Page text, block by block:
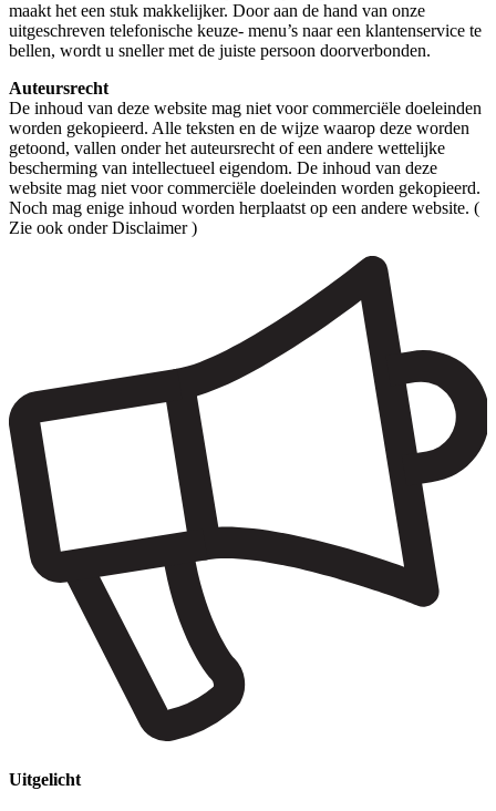
maakt het een stuk makkelijker. Door aan de hand van onze
uitgeschreven telefonische keuze- menu’s naar een klantenservice te
bellen, wordt u sneller met de juiste persoon doorverbonden.
Auteursrecht
De inhoud van deze website mag niet voor commerciële doeleinden
worden gekopieerd. Alle teksten en de wijze waarop deze worden
getoond, vallen onder het auteursrecht of een andere wettelijke
bescherming van intellectueel eigendom. De inhoud van deze
website mag niet voor commerciële doeleinden worden gekopieerd.
Noch mag enige inhoud worden herplaatst op een andere website. (
Zie ook onder Disclaimer )
Uitgelicht